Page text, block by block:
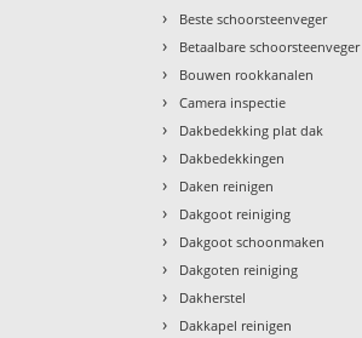
› Beste schoorsteenveger
› Betaalbare schoorsteenveger
› Bouwen rookkanalen
› Camera inspectie
› Dakbedekking plat dak
› Dakbedekkingen
› Daken reinigen
› Dakgoot reiniging
› Dakgoot schoonmaken
› Dakgoten reiniging
› Dakherstel
› Dakkapel reinigen